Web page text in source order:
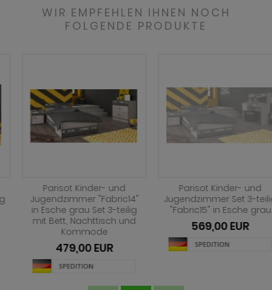
WIR EMPFEHLEN IHNEN NOCH
FOLGENDE PRODUKTE
Parisot Kinder- und
Jugendzimmer "Fabric14"
in Esche grau Set 3-teilig
mit Bett, Nachttisch und
Kommode
479,00 EUR
Parisot Kinder- und
Jugendzimmer Set 3-teilig
"Fabric15" in Esche grau
569,00 EUR